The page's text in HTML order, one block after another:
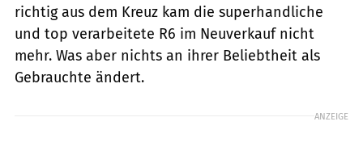
richtig aus dem Kreuz kam die superhandliche
und top verarbeitete R6 im Neuverkauf nicht
mehr. Was aber nichts an ihrer Beliebtheit als
Gebrauchte ändert.
ANZEIGE